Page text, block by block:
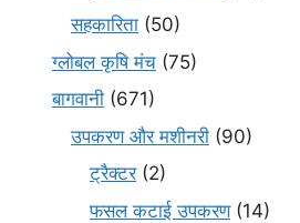
सहकारिता (50)
ग्लोबल कृषि मंच (75)
बागवानी (671)
उपकरण और मशीनरी (90)
ट्रैक्टर(2)
फसल कटाई उपकरण(14)